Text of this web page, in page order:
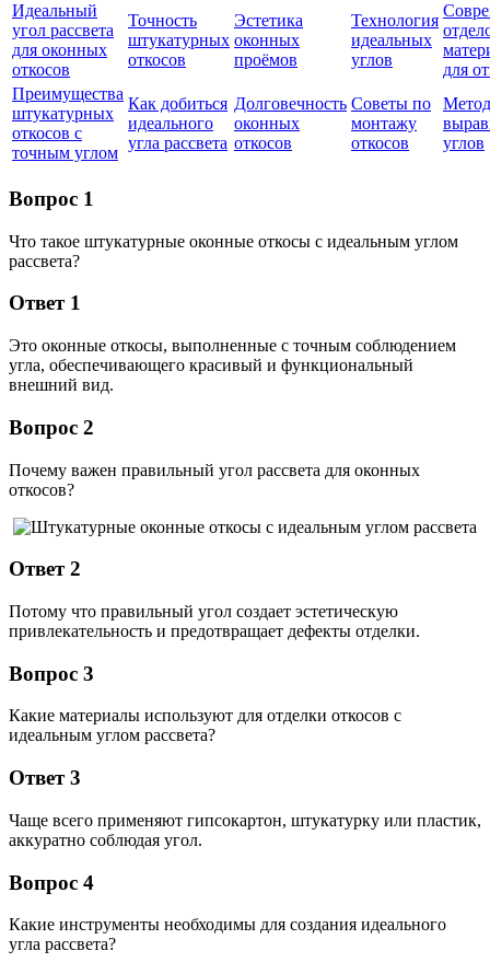
Идеальный
угол рассвета
для оконных
откосов
Точность
штукатурных
откосов
Эстетика
оконных
проёмов
Технология
идеальных
углов
для
Преимущества
штукатурных
откосов с
точным углом
Как добиться
идеального
угла рассвета
Долговечность
оконных
откосов
Советы по
монтажу
откосов
углов
Вопрос 1
Что такое штукатурные оконные откосы с идеальным углом
рассвета?
Ответ 1
Это оконные откосы, выполненные с точным соблюдением
угла, обеспечивающего красивый и функциональный
внешний вид.
Вопрос 2
Почему важен правильный угол рассвета для оконных
откосов?
Ответ 2
Потому что правильный угол создает эстетическую
привлекательность и предотвращает дефекты отделки.
Вопрос 3
Какие материалы используют для отделки откосов с
идеальным углом рассвета?
Ответ 3
Чаще всего применяют гипсокартон, штукатурку или пластик,
аккуратно соблюдая угол.
Вопрос 4
Какие инструменты необходимы для создания идеального
угла рассвета?